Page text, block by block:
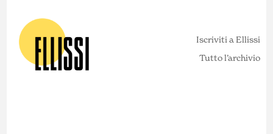
Iscriviti a Ellissi
Tutto l’archivio